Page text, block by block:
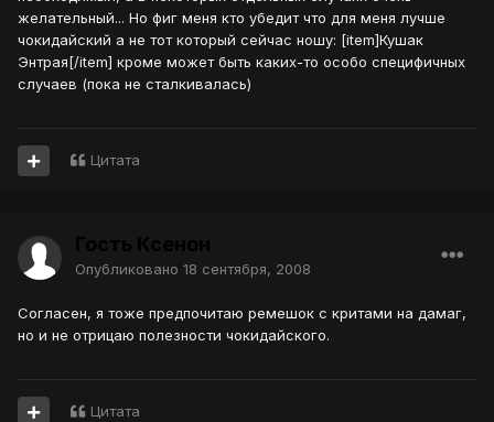
желательный... Но фиг меня кто убедит что для меня лучше
чокидайский а не тот который сейчас ношу: [item]Кушак
Энтрая[/item] кроме может быть каких-то особо специфичных
случаев (пока не сталкивалась)
Цитата
Опубликовано 18 сентября, 2008
Согласен, я тоже предпочитаю ремешок с критами на дамаг,
но и не отрицаю полезности чокидайского.
Цитата